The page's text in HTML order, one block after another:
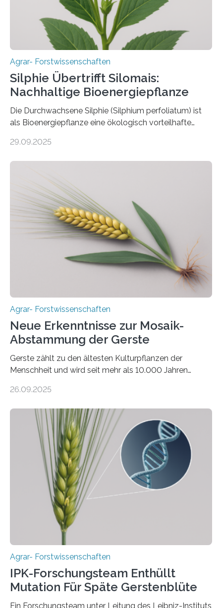
Insektenbiotechnologie neue biologische und
biotechnologische Verfahren zur…
Agrar- Forstwissenschaften
Silphie Übertrifft Silomais:
Nachhaltige Bioenergiepflanze
Die Durchwachsene Silphie (Silphium perfoliatum) ist
als Bioenergiepflanze eine ökologisch vorteilhafte
mehrjährigen Vergleichsstudie von Forschenden der
nach nachhaltigen Alternativen zur Energiegewinnung
aus landwirtschaftlichen Kulturen ist ein zentrales
Anliegen im Zuge der europäischen Klimaziele, bis
2050 klimaneutral zu werden. In Deutschland dominiert
bislang der Mais als Energiepflanze, doch sein Anbau
bringt ökologische Herausforderungen mit sich:
Bodenerosion, Nährstoffauswaschung und…
29.09.2025
Agrar- Forstwissenschaften
Neue Erkenntnisse zur Mosaik-
Abstammung der Gerste
Gerste zählt zu den ältesten Kulturpflanzen der
Menschheit und wird seit mehr als 10.000 Jahren
einzigen Ort domestiziert wurde. Eine neue Studie eines
Instituts für Pflanzengenetik und
Kulturpflanzenforschung (IPK) zeigt, dass die heutige
Gerste aus verschiedenen Wildpopulationen im
sogenannten Fruchtbaren Halbmond hervorgegangen
ist. Sie besitzt also eine Art „Mosaik-Abstammung“. Die
Ergebnisse der Studie wurden heute in der
Fachzeitschrift „Nature“ veröffentlicht. Die
Forschungsgruppe hat die Evolution und…
26.09.2025
Agrar- Forstwissenschaften
IPK-Forschungsteam Enthüllt
Mutation Für Späte Gerstenblüte
Ein Forschungsteam unter Leitung des Leibniz-Instituts